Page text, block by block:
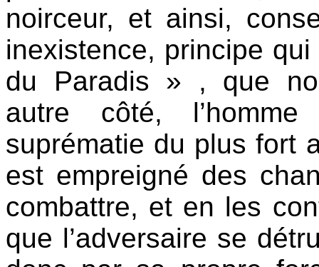
noirceur, et ainsi,
inexistence, principe
du Paradis » , que
autre côté,
suprématie du plus fort
est empreigné des
combattre, et en les
que l’adversaire se